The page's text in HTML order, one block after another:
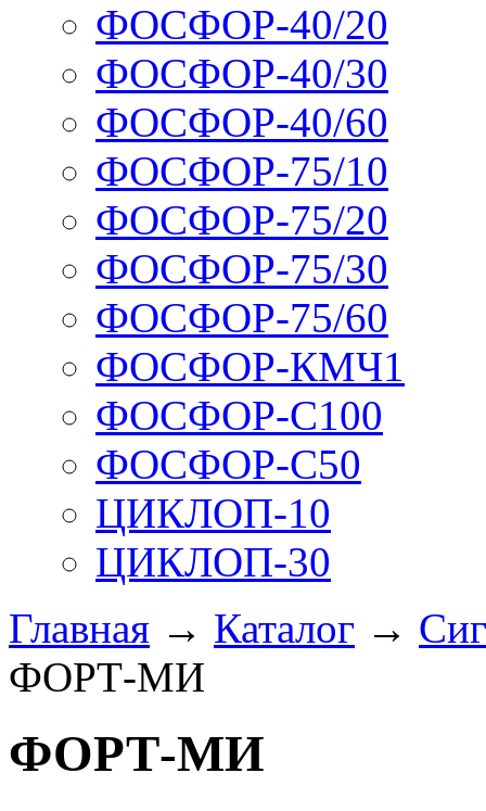
ФОСФОР-40/20
ФОСФОР-40/30
ФОСФОР-40/60
ФОСФОР-75/10
ФОСФОР-75/20
ФОСФОР-75/30
ФОСФОР-75/60
ФОСФОР-КМЧ1
ФОСФОР-С100
ФОСФОР-С50
ЦИКЛОП-10
ЦИКЛОП-30
Главная → Каталог →
ФОРТ-МИ
ФОРТ-МИ